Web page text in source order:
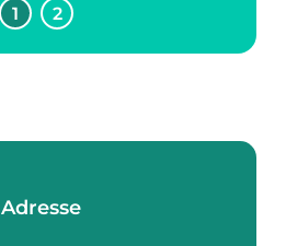
tradition og
1 2
Adresse